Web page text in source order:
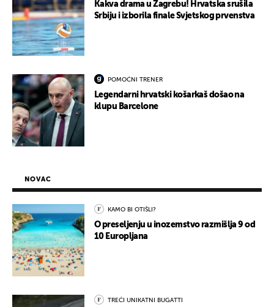
Kakva drama u Zagrebu! Hrvatska srušila
Srbiju i izborila finale Svjetskog prvenstva
POMOĆNI TRENER
Legendarni hrvatski košarkaš došao na
klupu Barcelone
NOVAC
KAMO BI OTIŠLI?
O preseljenju u inozemstvo razmišlja 9 od
10 Europljana
TREĆI UNIKATNI BUGATTI